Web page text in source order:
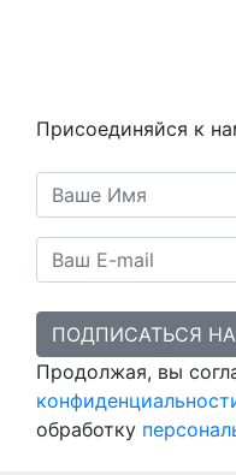
Присоединяйся к
ПОДПИСАТЬСЯ
Продолжая, вы
обработку